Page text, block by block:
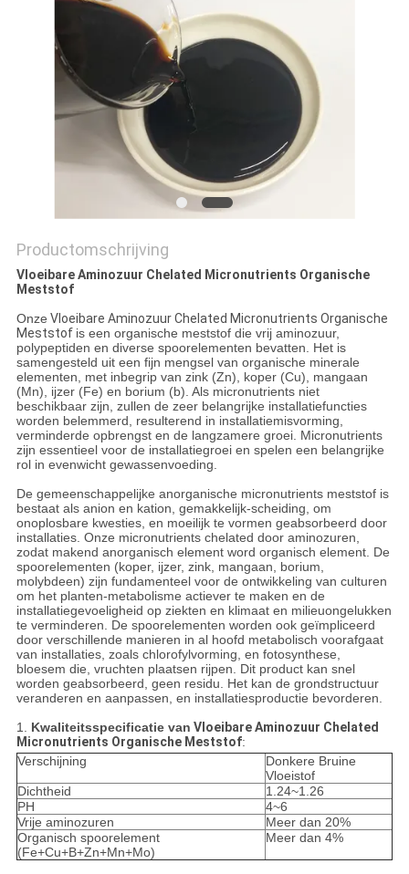
Productomschrijving
Vloeibare Aminozuur Chelated Micronutrients Organische
Meststof
Onze Vloeibare Aminozuur Chelated Micronutrients Organische
Meststof is een organische meststof die vrij aminozuur,
polypeptiden en diverse spoorelementen bevatten. Het is
samengesteld uit een fijn mengsel van organische minerale
elementen, met inbegrip van zink (Zn), koper (Cu), mangaan
(Mn), ijzer (Fe) en borium (b). Als micronutrients niet
beschikbaar zijn, zullen de zeer belangrijke installatiefuncties
worden belemmerd, resulterend in installatiemisvorming,
verminderde opbrengst en de langzamere groei. Micronutrients
zijn essentieel voor de installatiegroei en spelen een belangrijke
rol in evenwicht gewassenvoeding.
De gemeenschappelijke anorganische micronutrients meststof is
bestaat als anion en kation, gemakkelijk-scheiding, om
onoplosbare kwesties, en moeilijk te vormen geabsorbeerd door
installaties. Onze micronutrients chelated door aminozuren,
zodat makend anorganisch element word organisch element. De
spoorelementen (koper, ijzer, zink, mangaan, borium,
molybdeen) zijn fundamenteel voor de ontwikkeling van culturen
om het planten-metabolisme actiever te maken en de
installatiegevoeligheid op ziekten en klimaat en milieuongelukken
te verminderen. De spoorelementen worden ook geïmpliceerd
door verschillende manieren in al hoofd metabolisch voorafgaat
van installaties, zoals chlorofylvorming, en fotosynthese,
bloesem die, vruchten plaatsen rijpen. Dit product kan snel
worden geabsorbeerd, geen residu. Het kan de grondstructuur
veranderen en aanpassen, en installatiesproductie bevorderen.
1. Kwaliteitsspecificatie van Vloeibare Aminozuur Chelated
Micronutrients Organische Meststof:
Verschijning
Donkere Bruine
Vloeistof
Dichtheid
1.24~1.26
PH
4~6
Vrije aminozuren
Meer dan 20%
Organisch spoorelement
(Fe+Cu+B+Zn+Mn+Mo)
Meer dan 4%